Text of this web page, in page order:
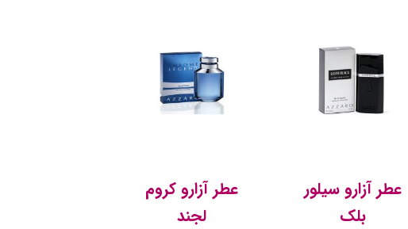
عطر آزارو سیلور
بلک
عطر آزارو کروم
لجند